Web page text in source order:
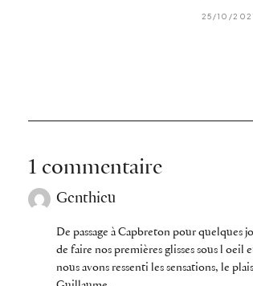
25/10/
1 commentaire
Genthieu
De passage à Capbreton pour quelques
de faire nos premières glisses sous l oeil
nous avons ressenti les sensations, le